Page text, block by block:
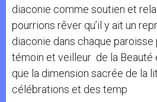
diaconie comme soutien et
pourrions rêver qu’il y ait un
diaconie dans chaque paroisse
témoin et veilleur de la Beauté
que la dimension sacrée de la
célébrations et des temp